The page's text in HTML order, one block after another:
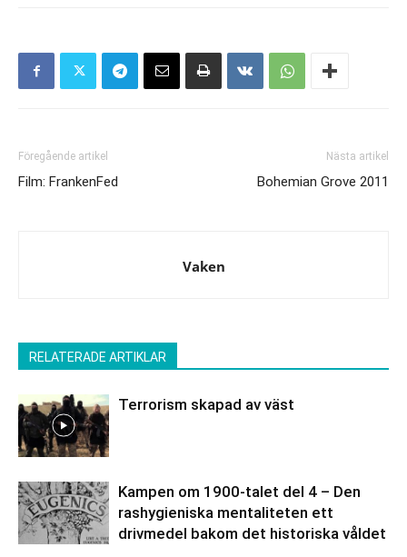
Föregående artikel
Film: FrankenFed
Nästa artikel
Bohemian Grove 2011
Vaken
RELATERADE ARTIKLAR
Terrorism skapad av väst
Kampen om 1900-talet del 4 – Den
rashygieniska mentaliteten ett
drivmedel bakom det historiska våldet